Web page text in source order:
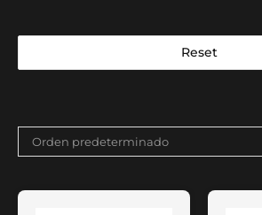
Reset
Orden predeterminado